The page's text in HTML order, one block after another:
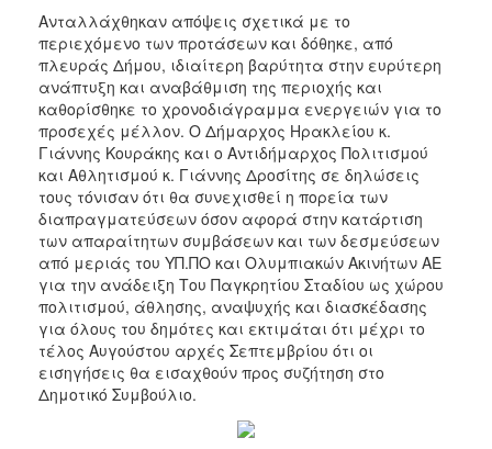
Ανταλλάχθηκαν απόψεις σχετικά με το
περιεχόμενο των προτάσεων και δόθηκε, από
πλευράς Δήμου, ιδιαίτερη βαρύτητα στην ευρύτερη
ανάπτυξη και αναβάθμιση της περιοχής και
καθορίσθηκε το χρονοδιάγραμμα ενεργειών για το
προσεχές μέλλον. Ο Δήμαρχος Ηρακλείου κ.
Γιάννης Κουράκης και ο Αντιδήμαρχος Πολιτισμού
και Αθλητισμού κ. Γιάννης Δροσίτης σε δηλώσεις
τους τόνισαν ότι θα συνεχισθεί η πορεία των
διαπραγματεύσεων όσον αφορά στην κατάρτιση
των απαραίτητων συμβάσεων και των δεσμεύσεων
από μεριάς του ΥΠ.ΠΟ και Ολυμπιακών Ακινήτων ΑΕ
για την ανάδειξη Του Παγκρητίου Σταδίου ως χώρου
πολιτισμού, άθλησης, αναψυχής και διασκέδασης
για όλους του δημότες και εκτιμάται ότι μέχρι το
τέλος Αυγούστου αρχές Σεπτεμβρίου ότι οι
εισηγήσεις θα εισαχθούν προς συζήτηση στο
Δημοτικό Συμβούλιο.